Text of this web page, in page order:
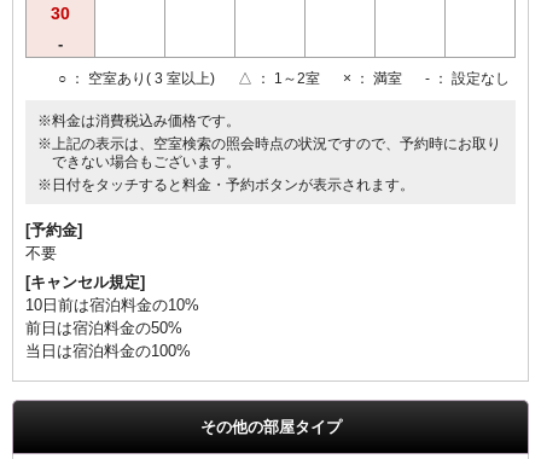
30
-
○ ： 空室あり( 3 室以上) △ ： 1～2室 × ： 満室 - ： 設定なし
※料金は消費税込み価格です。
※上記の表示は、空室検索の照会時点の状況ですので、予約時にお取り
できない場合もございます。
※日付をタッチすると料金・予約ボタンが表示されます。
[予約金]
不要
[キャンセル規定]
10日前は宿泊料金の10%
前日は宿泊料金の50%
当日は宿泊料金の100%
その他の部屋タイプ